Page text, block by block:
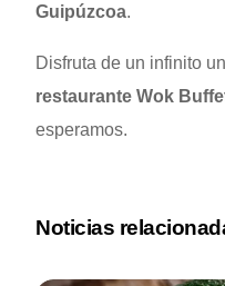
Guipúzcoa.
Disfruta de un infinito
restaurante Wok
esperamos.
Noticias